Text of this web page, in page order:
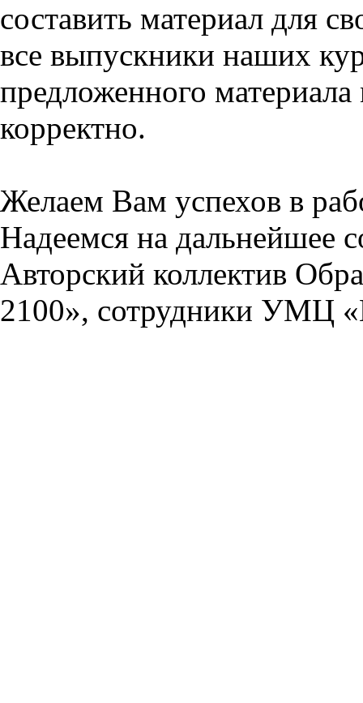
составить материал для
все выпускники наших
предложенного
корректно.
Желаем Вам успехов в
Надеемся на дальнейшее
Авторский коллектив
2100», сотрудники УМЦ